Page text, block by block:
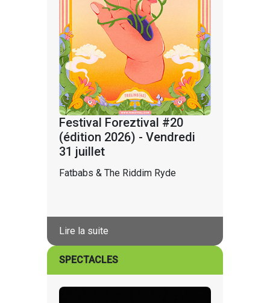
Festival Foreztival #20
(édition 2026) - Vendredi
31 juillet
Fatbabs & The Riddim Ryde
Lire la suite
SPECTACLES